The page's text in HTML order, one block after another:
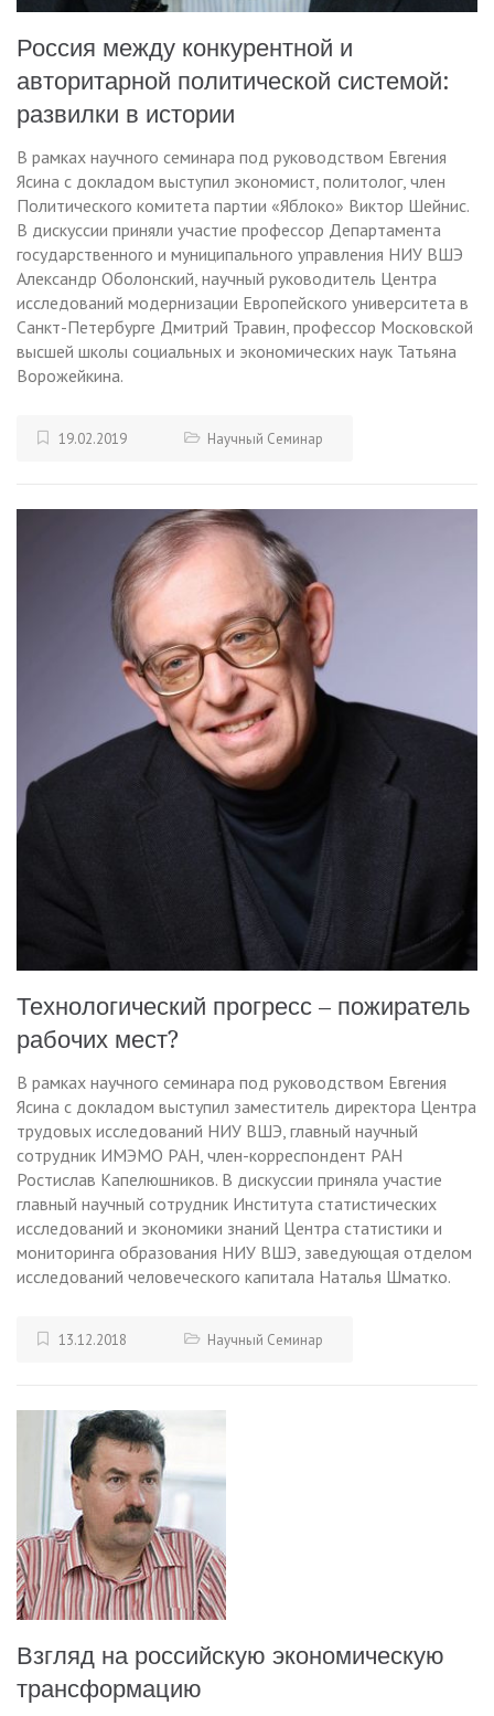
Россия между конкурентной и
авторитарной политической системой:
развилки в истории
В рамках научного семинара под руководством Евгения
Ясина с докладом выступил экономист, политолог, член
Политического комитета партии «Яблоко» Виктор Шейнис.
В дискуссии приняли участие профессор Департамента
государственного и муниципального управления НИУ ВШЭ
Александр Оболонский, научный руководитель Центра
исследований модернизации Европейского университета в
Санкт-Петербурге Дмитрий Травин, профессор Московской
высшей школы социальных и экономических наук Татьяна
Ворожейкина.
19.02.2019 Научный Семинар
Технологический прогресс – пожиратель
рабочих мест?
В рамках научного семинара под руководством Евгения
Ясина с докладом выступил заместитель директора Центра
трудовых исследований НИУ ВШЭ, главный научный
сотрудник ИМЭМО РАН, член-корреспондент РАН
Ростислав Капелюшников. В дискуссии приняла участие
главный научный сотрудник Института статистических
исследований и экономики знаний Центра статистики и
мониторинга образования НИУ ВШЭ, заведующая отделом
исследований человеческого капитала Наталья Шматко.
13.12.2018 Научный Семинар
Взгляд на российскую экономическую
трансформацию